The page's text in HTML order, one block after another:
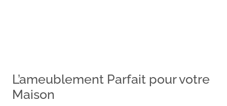
L’ameublement Parfait pour votre
Maison